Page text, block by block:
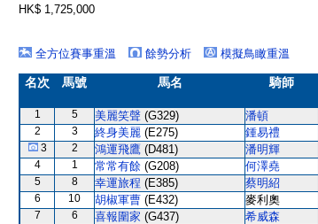
HK$ 1,725,000
全方位賽事重溫 餘勢分析 模擬鳥瞰重溫
名次 馬號 馬名 騎師
1 5 美麗笑聲 (G329) 潘頓
2
3 終身美麗 (E275) 鍾易禮
3
2 鴻運飛鷹 (D481) 潘明輝
4
1 常常有餘 (G208) 何澤堯
5
8 幸運旅程 (E385) 蔡明紹
6
10 胡椒軍曹 (E432) 麥利奧
7
6 喜報圍家 (G437) 希威森